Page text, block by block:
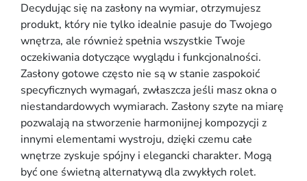
Decydując się na zasłony na wymiar, otrzymujesz
produkt, który nie tylko idealnie pasuje do Twojego
wnętrza, ale również spełnia wszystkie Twoje
oczekiwania dotyczące wyglądu i funkcjonalności.
Zasłony gotowe często nie są w stanie zaspokoić
specyficznych wymagań, zwłaszcza jeśli masz okna o
niestandardowych wymiarach. Zasłony szyte na miarę
pozwalają na stworzenie harmonijnej kompozycji z
innymi elementami wystroju, dzięki czemu całe
wnętrze zyskuje spójny i elegancki charakter. Mogą
być one świetną alternatywą dla zwykłych rolet.